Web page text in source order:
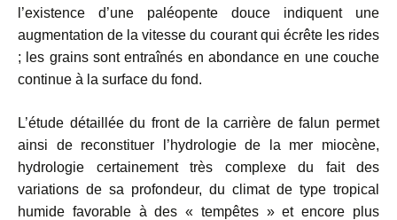
l’existence d’une paléopente douce indiquent une
augmentation de la vitesse du courant qui écrête les rides
; les grains sont entraînés en abondance en une couche
continue à la surface du fond.
L’étude détaillée du front de la carrière de falun permet
ainsi de reconstituer l’hydrologie de la mer miocène,
hydrologie certainement très complexe du fait des
variations de sa profondeur, du climat de type tropical
humide favorable à des « tempêtes » et encore plus